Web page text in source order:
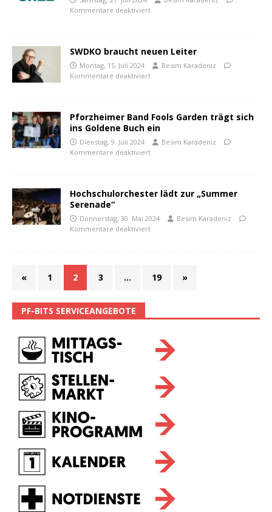
Kommentare deaktiviert
SWDKO braucht neuen Leiter
Montag, 15. Juli 2024
Besim Karadeniz
Kommentare deaktiviert
Pforzheimer Band Fools Garden trägt sich
ins Goldene Buch ein
Dienstag, 9. Juli 2024
Besim Karadeniz
Kommentare deaktiviert
Hochschulorchester lädt zur „Summer
Serenade“
Donnerstag, 30. Mai 2024
Besim Karadeniz
Kommentare deaktiviert
« 1 2 3 … 19 »
PF-BITS SERVICEANGEBOTE